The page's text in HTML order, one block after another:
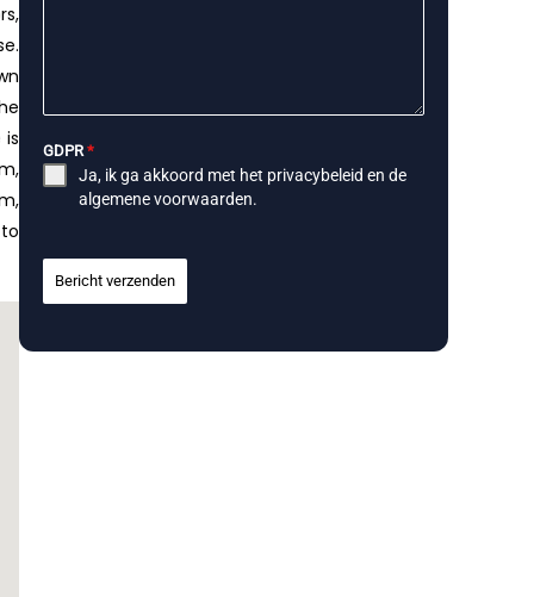
GDPR *
Ja, ik ga akkoord met het privacybeleid en de
algemene voorwaarden.
Bericht verzenden